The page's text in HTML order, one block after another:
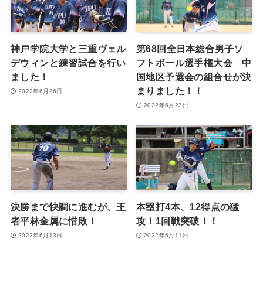
神戸学院大学と三重ヴェル
デウィンと練習試合を行い
ました！
2022年6月26日
第68回全日本総合男子ソ
フトボール選手権大会 中
国地区予選会の組合せが決
まりました！！
2022年6月23日
決勝まで快調に進むが、王
者平林金属に惜敗！
2022年6月13日
本塁打4本、12得点の猛
攻！1回戦突破！！
2022年6月11日